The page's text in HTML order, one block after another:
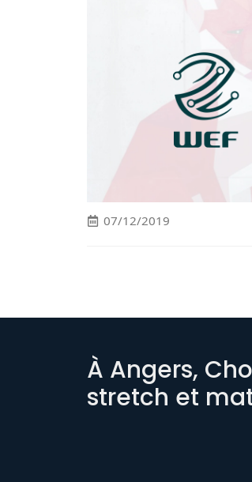
07/12/2019
À Angers,
stretch et